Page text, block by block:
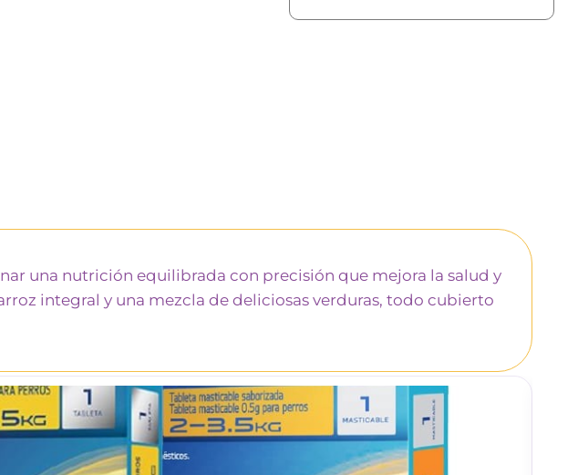
una nutrición equilibrada con precisión que mejora la salud y
integral y una mezcla de deliciosas verduras, todo cubierto